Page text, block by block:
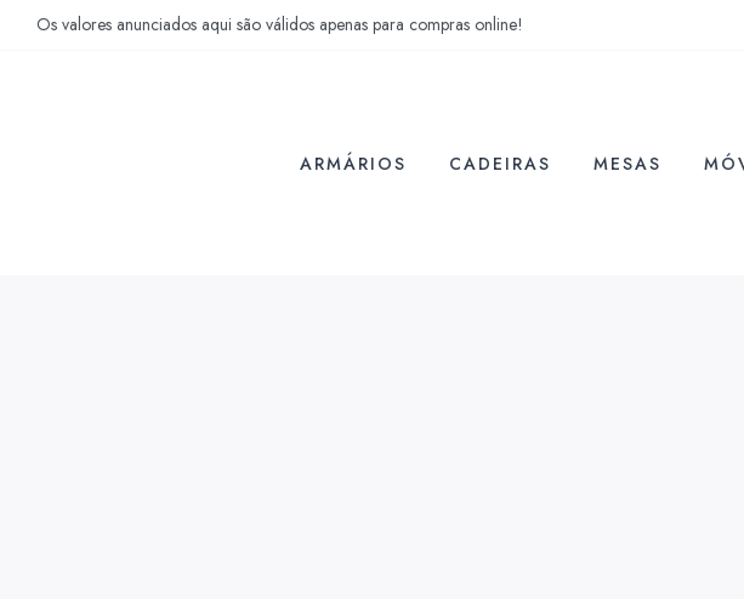
Os valores anunciados aqui são válidos apenas para compras online!
ARMÁRIOS CADEIRAS MESAS